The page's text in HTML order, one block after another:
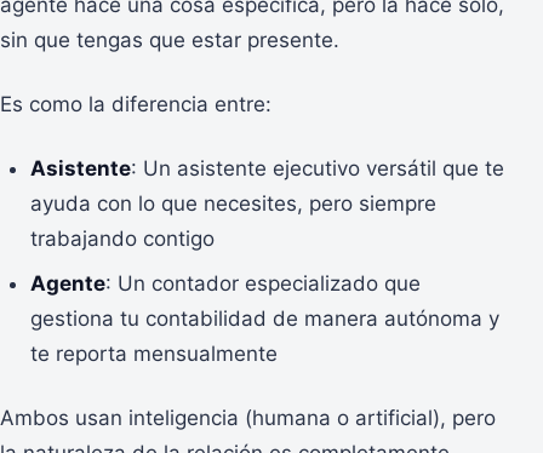
sin que tengas que estar presente.
Es como la diferencia entre:
Asistente: Un asistente ejecutivo versátil que te
ayuda con lo que necesites, pero siempre
trabajando contigo
Agente: Un contador especializado que
gestiona tu contabilidad de manera autónoma y
te reporta mensualmente
Ambos usan inteligencia (humana o artificial), pero